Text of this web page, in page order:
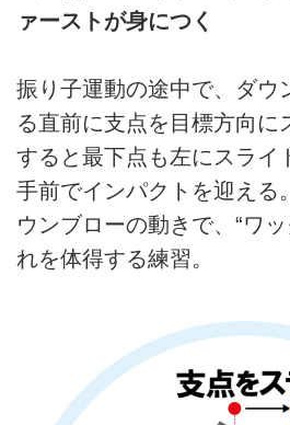
ァーストが身につく
振り子運動の途中で、ダウ
る直前に支点を目標方向に
すると最下点も左にスライ
手前でインパクトを迎える
ウンブローの動きで、“ワ
れを体得する練習。